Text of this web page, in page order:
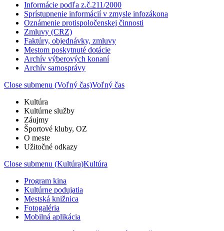
Informácie podľa z.č.211/2000
Sprístupnenie informácií v zmysle infozákona
Oznámenie protispoločenskej činnosti
Zmluvy (CRZ)
Faktúry, objednávky, zmluvy
Mestom poskytnuté dotácie
Archív výberových konaní
Archív samosprávy
Close submenu (Voľný čas)Voľný čas
Kultúra
Kultúrne služby
Záujmy
Športové kluby, OZ
O meste
Užitočné odkazy
Close submenu (Kultúra)Kultúra
Program kina
Kultúrne podujatia
Mestská knižnica
Fotogaléria
Mobilná aplikácia